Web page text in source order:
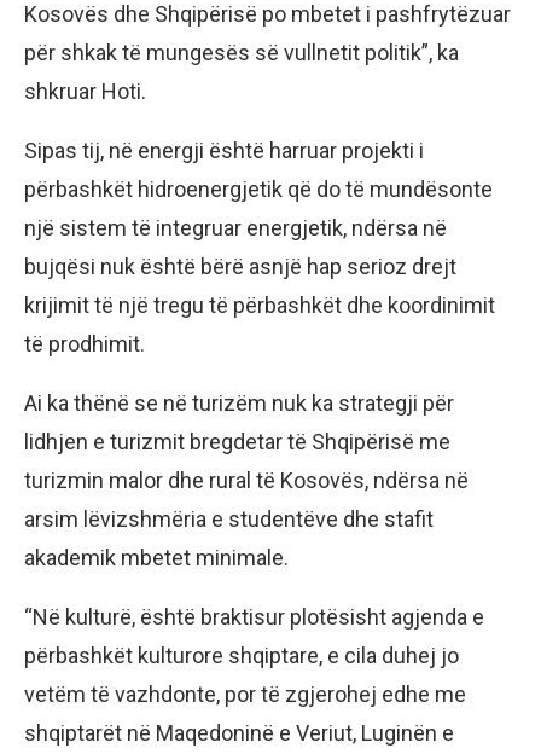
Kosovës dhe Shqipërisë po mbetet i pashfrytëzuar
për shkak të mungesës së vullnetit politik”, ka
shkruar Hoti.
Sipas tij, në energji është harruar projekti i
përbashkët hidroenergjetik që do të mundësonte
një sistem të integruar energjetik, ndërsa në
bujqësi nuk është bërë asnjë hap serioz drejt
krijimit të një tregu të përbashkët dhe koordinimit
të prodhimit.
Ai ka thënë se në turizëm nuk ka strategji për
lidhjen e turizmit bregdetar të Shqipërisë me
turizmin malor dhe rural të Kosovës, ndërsa në
arsim lëvizshmëria e studentëve dhe stafit
akademik mbetet minimale.
“Në kulturë, është braktisur plotësisht agjenda e
përbashkët kulturore shqiptare, e cila duhej jo
vetëm të vazhdonte, por të zgjerohej edhe me
shqiptarët në Maqedoninë e Veriut, Luginën e